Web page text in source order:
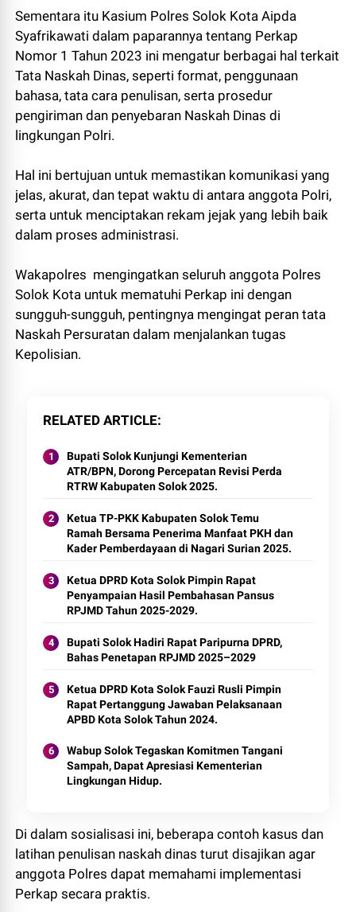
Sementara itu Kasium Polres Solok Kota Aipda
Syafrikawati dalam paparannya tentang Perkap
Nomor 1 Tahun 2023 ini mengatur berbagai hal terkait
Tata Naskah Dinas, seperti format, penggunaan
bahasa, tata cara penulisan, serta prosedur
pengiriman dan penyebaran Naskah Dinas di
lingkungan Polri.
Hal ini bertujuan untuk memastikan komunikasi yang
jelas, akurat, dan tepat waktu di antara anggota Polri,
serta untuk menciptakan rekam jejak yang lebih baik
dalam proses administrasi.
Wakapolres mengingatkan seluruh anggota Polres
Solok Kota untuk mematuhi Perkap ini dengan
sungguh-sungguh, pentingnya mengingat peran tata
Naskah Persuratan dalam menjalankan tugas
Kepolisian.
RELATED ARTICLE
Bupati Solok Kunjungi Kementerian
ATR/BPN, Dorong Percepatan Revisi Perda
RTRW Kabupaten Solok 2025.
Ketua TP-PKK Kabupaten Solok Temu
Ramah Bersama Penerima Manfaat PKH dan
Kader Pemberdayaan di Nagari Surian 2025.
Ketua DPRD Kota Solok Pimpin Rapat
Penyampaian Hasil Pembahasan Pansus
RPJMD Tahun 2025-2029.
Bupati Solok Hadiri Rapat Paripurna DPRD,
Bahas Penetapan RPJMD 2025–2029
Ketua DPRD Kota Solok Fauzi Rusli Pimpin
Rapat Pertanggung Jawaban Pelaksanaan
APBD Kota Solok Tahun 2024.
Wabup Solok Tegaskan Komitmen Tangani
Sampah, Dapat Apresiasi Kementerian
Lingkungan Hidup.
Di dalam sosialisasi ini, beberapa contoh kasus dan
latihan penulisan naskah dinas turut disajikan agar
anggota Polres dapat memahami implementasi
Perkap secara praktis.